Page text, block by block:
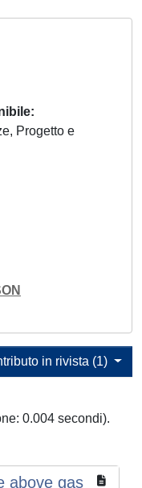
Progetto e
in rivista (1)
0.004 secondi).
above gas